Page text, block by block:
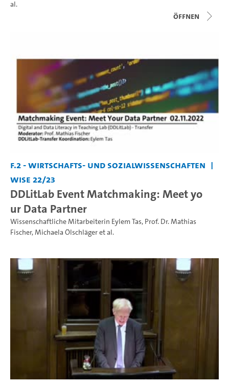
al.
Öffnen
F.2 - Wirtschafts- und Sozialwissenschaften
WiSe 22/23
DDLitLab Event Matchmaking: Meet yo
ur Data Partner
Wissenschaftliche Mitarbeiterin Eylem Tas, Prof. Dr. Mathias
Fischer,Michaela Ölschlägeret al.